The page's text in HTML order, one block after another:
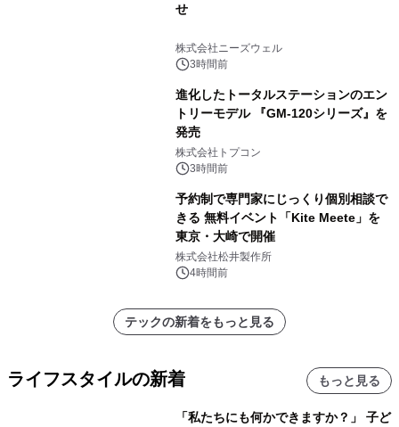
せ
株式会社ニーズウェル
3時間前
進化したトータルステーションのエン
トリーモデル 『GM-120シリーズ』を
発売
株式会社トプコン
3時間前
予約制で専門家にじっくり個別相談で
きる 無料イベント「Kite Meete」を
東京・大崎で開催
株式会社松井製作所
4時間前
テックの新着をもっと見る
ライフスタイルの新着 もっと見る
「私たちにも何かできますか？」 子ど